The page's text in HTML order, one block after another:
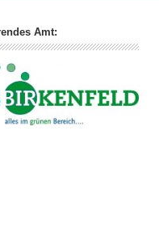
Amt: